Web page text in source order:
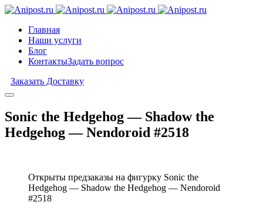
Главная
Наши услуги
Блог
КонтактыЗадать вопрос
Заказать Доставку
Sonic the Hedgehog — Shadow the
Hedgehog — Nendoroid #2518
Открыты предзаказы на фигурку Sonic the
Hedgehog — Shadow the Hedgehog — Nendoroid
#2518